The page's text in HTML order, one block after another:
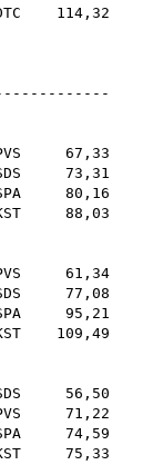
114,32
67,33
73,31
80,16
88,03
61,34
77,08
95,21
109,49
56,50
71,22
74,59
75,33